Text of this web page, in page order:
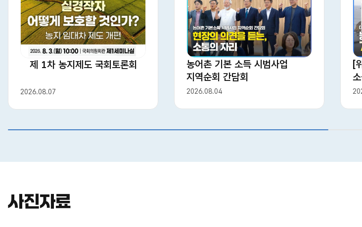
제 1차 농지제도 국회토론회
2026.08.07
농어촌 기본 소득 시범사업
지역순회 간담회
2026.08.04
[
사진자료